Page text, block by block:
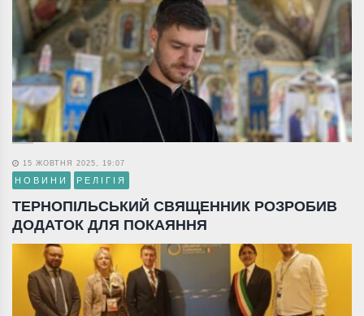
15 ЖОВТНЯ 2025, 19:07
НОВИНИ РЕЛІГІЯ
ТЕРНОПІЛЬСЬКИЙ СВЯЩЕННИК РОЗРОБИВ
ДОДАТОК ДЛЯ ПОКАЯННЯ